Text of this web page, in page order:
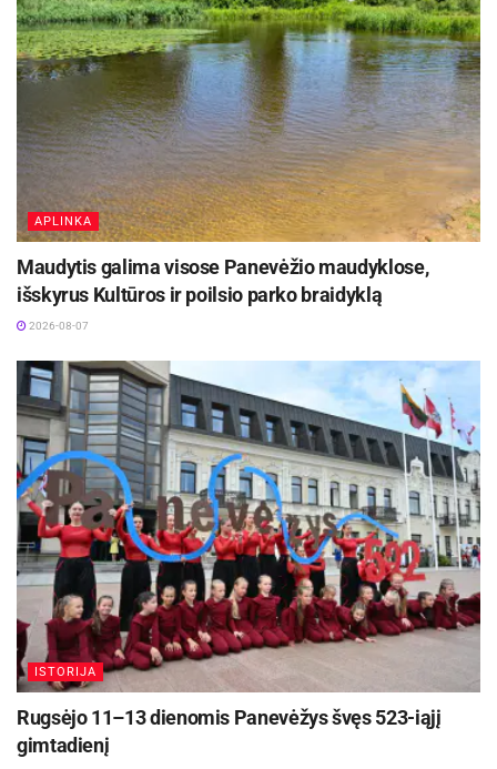
Žymos: Panevėžio miesto savivaldybė
APLINKA
Maudytis galima visose Panevėžio maudyklose,
išskyrus Kultūros ir poilsio parko braidyklą
2026-08-07
ISTORIJA
Rugsėjo 11–13 dienomis Panevėžys švęs 523-iąjį
gimtadienį